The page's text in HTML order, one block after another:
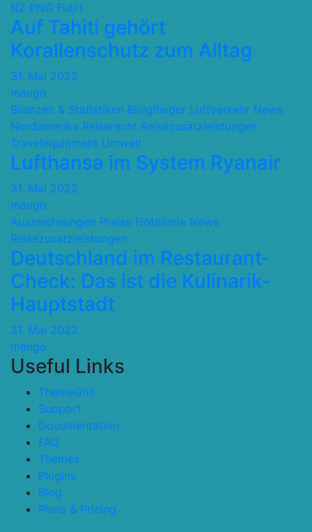
NZ PNG Fidji)
Auf Tahiti gehört
Korallenschutz zum Alltag
31. Mai 2022
mango
Bilanzen & Statistiken Billigflieger Luftverkehr News
Nordamerika Reiserecht Reisezusatzleistungen
Travelequipment Umwelt
Lufthansa im System Ryanair
31. Mai 2022
mango
Auszeichnungen Preise Hotellerie News
Reisezusatzleistungen
Deutschland im Restaurant-
Check: Das ist die Kulinarik-
Hauptstadt
31. Mai 2022
mango
Useful Links
ThemeGrill
Support
Documentation
FAQ
Themes
Plugins
Blog
Plans & Pricing